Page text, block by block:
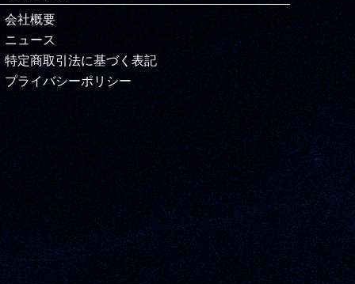
会社概要
ニュース
特定商取引法に基づく表記
プライバシーポリシー